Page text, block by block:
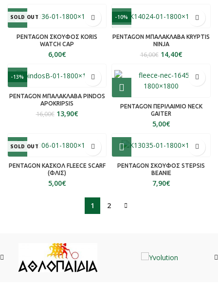
SOLD OUT
PENTAGON ΣΚΟΥΦΟΣ KORIS
WATCH CAP
€
-10%
PENTAGON ΜΠΑΛΑΚΛΑΒΑ KRYPTIS
NINJA
16,00€ 14,40€
-13%
PENTAGON ΜΠΑΛΑΚΛΑΒΑ PINDOS
APOKRIPSIS
16,00€ 13,90€
PENTAGON ΠΕΡΙΛΑΙΜΙΟ NECK
GAITER
€
SOLD OUT
PENTAGON ΚΑΣΚΟΛ FLEECE SCARF
(ΦΛΙΣ)
€
PENTAGON ΣΚΟΥΦΟΣ STEPSIS
BEANIE
€
1 2